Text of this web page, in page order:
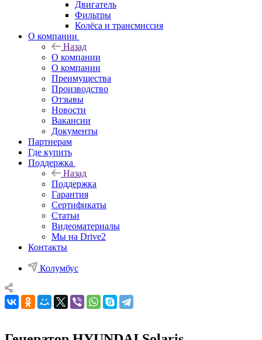
Двигатель
Фильтры
Колёса и трансмиссия
О компании
Назад
О компании
О компании
Преимущества
Производство
Отзывы
Новости
Вакансии
Документы
Партнерам
Где купить
Поддержка
Назад
Поддержка
Гарантия
Сертификаты
Статьи
Видеоматериалы
Мы на Drive2
Контакты
Колумбус